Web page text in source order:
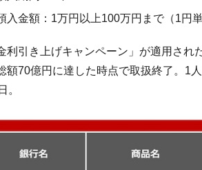
入金額：1万円以上100万円まで（1円単
利引き上げキャンペーン」が適用され
額70億円に達した時点で取扱終了。1
。